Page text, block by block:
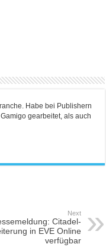
Habe bei Publishern
gearbeitet, als auch
Next
Citadel-
in EVE Online
verfügbar